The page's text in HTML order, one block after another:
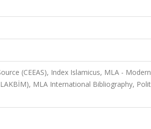
(CEEAS), Index Islamicus, MLA - Modern
MLA International Bibliography,